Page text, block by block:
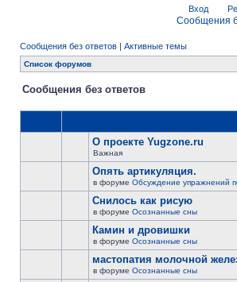
Вход
Сообщения
Сообщения без ответов | Активные темы
Список форумов
Сообщения без ответов
О проекте Yugzone.ru
Важная
Опять артикуляция.
в форуме Обсуждение упражнений
Снилось как рисую
в форуме Осознанные сны
Камин и дровишки
в форуме Осознанные сны
мастопатия молочной
в форуме Осознанные сны